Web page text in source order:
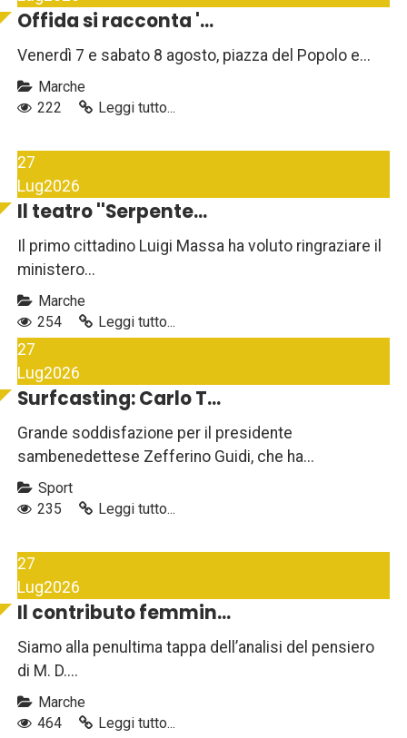
Offida si racconta '...
Venerdì 7 e sabato 8 agosto, piazza del Popolo e...
Marche
222
Leggi tutto...
27
Lug2026
Il teatro ''Serpente...
Il primo cittadino Luigi Massa ha voluto ringraziare il
ministero...
Marche
254
Leggi tutto...
27
Lug2026
Surfcasting: Carlo T...
Grande soddisfazione per il presidente
sambenedettese Zefferino Guidi, che ha...
Sport
235
Leggi tutto...
27
Lug2026
Il contributo femmin...
Siamo alla penultima tappa dell’analisi del pensiero
di M. D....
Marche
464
Leggi tutto...